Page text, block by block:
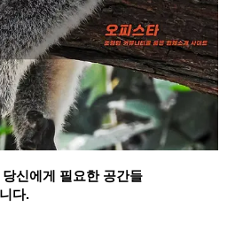
신에게 필요한 공간들
다.